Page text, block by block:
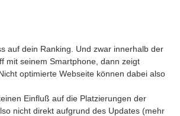
auf dein Ranking. Und zwar innerhalb der
mit seinem Smartphone, dann zeigt
optimierte Webseite können dabei also
Einfluß auf die Platzierungen der
nicht direkt aufgrund des Updates (mehr